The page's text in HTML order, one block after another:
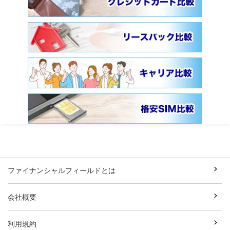
ファイナンシャルフィールドとは
会社概要
利用規約